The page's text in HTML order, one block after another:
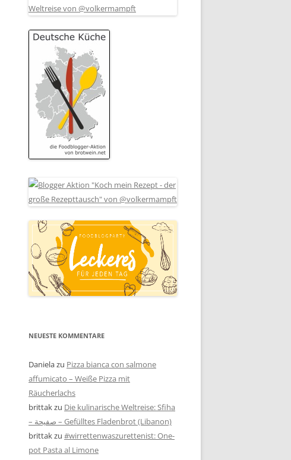
NEUESTE KOMMENTARE
Danielazu Pizza bianca con salmone
affumicato – Weiße Pizza mit
Räucherlachs
brittakzu Die kulinarische Weltreise: Sfiha
– صفيحة – Gefülltes Fladenbrot (Libanon)
brittakzu #wirrettenwaszurettenist: One-
pot Pasta al Limone